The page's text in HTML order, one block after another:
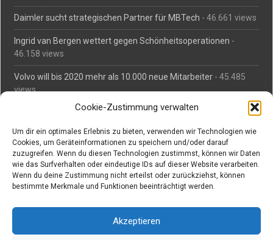
Cookie-Zustimmung verwalten
Um dir ein optimales Erlebnis zu bieten, verwenden wir Technologien wie
Cookies, um Geräteinformationen zu speichern und/oder darauf
zuzugreifen. Wenn du diesen Technologien zustimmst, können wir Daten
wie das Surfverhalten oder eindeutige IDs auf dieser Website verarbeiten.
Wenn du deine Zustimmung nicht erteilst oder zurückziehst, können
bestimmte Merkmale und Funktionen beeinträchtigt werden.
Akzeptieren
Daimler sucht strategischen Partner für MBTech - 46.661 views
Ingrid van Bergen wettert gegen Schönheitsoperationen -
46.158 views
Volvo will bis 2020 mehr als 10.000 neue Mitarbeiter - 45.485
views
Mäßiges Interesse an Daimlers MBtech- 44.713 views
O-Ton: Wer muss Schaden für abgedriftete Silvesterraketen
zahlen? - 42.368 views
Kollegengespräch: Urteile zum Grillen- 42.061 views
Suchen bei Vorabs